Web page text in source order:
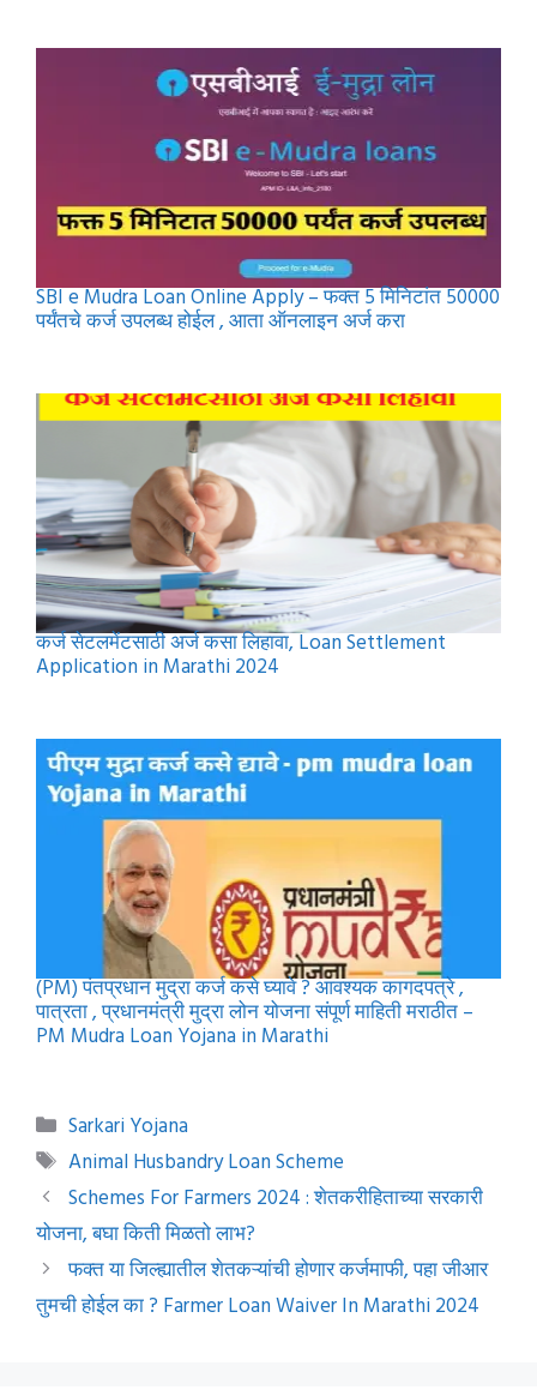
SBI e Mudra Loan Online Apply – फक्त 5 मिनिटांत 50000
पर्यंतचे कर्ज उपलब्ध होईल , आता ऑनलाइन अर्ज करा
कर्ज सेटलमेंटसाठी अर्ज कसा लिहावा, Loan Settlement
Application in Marathi 2024
(PM) पंतप्रधान मुद्रा कर्ज कसे घ्यावे ? आवश्यक कागदपत्रे ,
पात्रता , प्रधानमंत्री मुद्रा लोन योजना संपूर्ण माहिती मराठीत –
PM Mudra Loan Yojana in Marathi
Categories
Sarkari Yojana
Tags
Animal Husbandry Loan Scheme
Schemes For Farmers 2024 : शेतकरीहिताच्या सरकारी
योजना, बघा किती मिळतो लाभ?
फक्त या जिल्ह्यातील शेतकऱ्यांची होणार कर्जमाफी, पहा जीआर
तुमची होईल का ? Farmer Loan Waiver In Marathi 2024